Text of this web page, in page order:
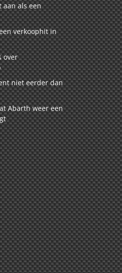
aan als een
verkoophit in
over
niet eerder dan
Abarth weer een